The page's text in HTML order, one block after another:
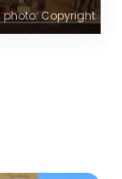
photo: Copyright